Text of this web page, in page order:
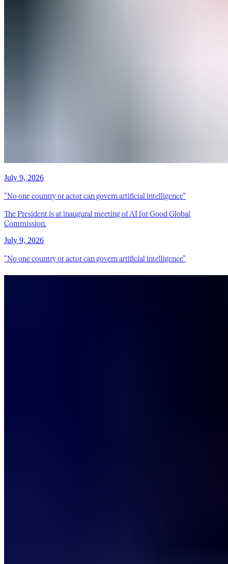
July 9, 2026
“No one country or actor can govern artificial intelligence”
The President is at inaugural meeting of AI for Good Global
Commission.
July 9, 2026
“No one country or actor can govern artificial intelligence”